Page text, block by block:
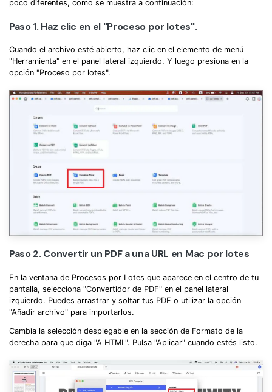
poco diferentes, como se muestra a continuación:
Paso 1. Haz clic en el "Proceso por lotes".
Cuando el archivo esté abierto, haz clic en el elemento de menú
"Herramienta" en el panel lateral izquierdo. Y luego presiona en la
opción "Proceso por lotes".
Paso 2. Convertir un PDF a una URL en Mac por lotes
En la ventana de Procesos por Lotes que aparece en el centro de tu
pantalla, selecciona "Convertidor de PDF" en el panel lateral
izquierdo. Puedes arrastrar y soltar tus PDF o utilizar la opción
"Añadir archivo" para importarlos.
Cambia la selección desplegable en la sección de Formato de la
derecha para que diga "A HTML". Pulsa "Aplicar" cuando estés listo.